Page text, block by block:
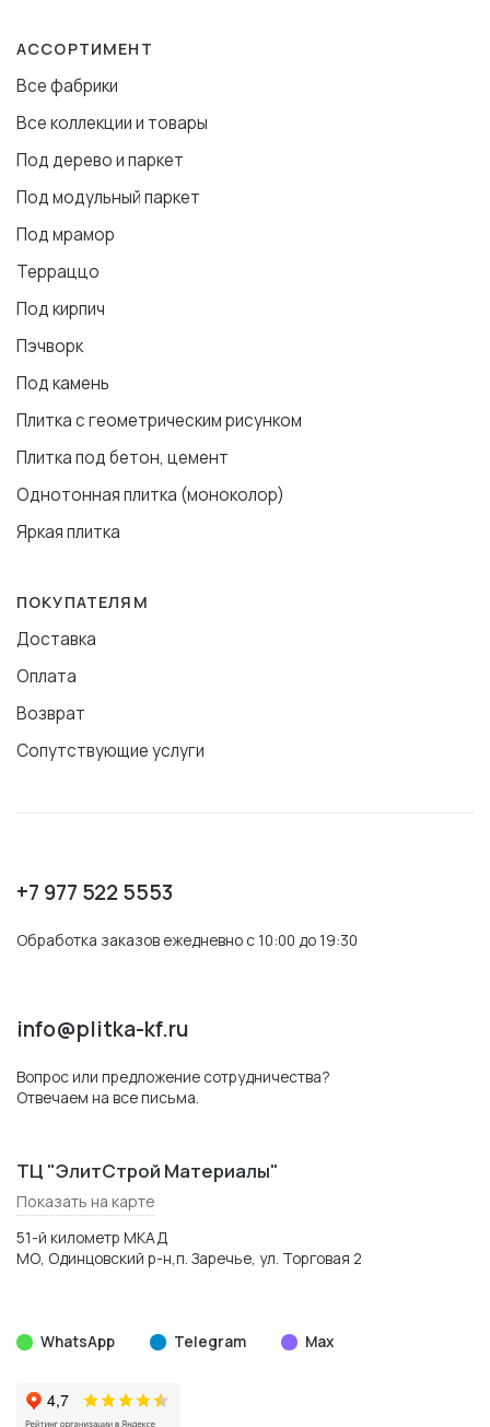
АССОРТИМЕНТ
Все фабрики
Все коллекции и товары
Под дерево и паркет
Под модульный паркет
Под мрамор
Терраццо
Под кирпич
Пэчворк
Под камень
Плитка с геометрическим рисунком
Плитка под бетон, цемент
Однотонная плитка (моноколор)
Яркая плитка
ПОКУПАТЕЛЯМ
Доставка
Оплата
Возврат
Сопутствующие услуги
+7 977 522 5553
Обработка заказов ежедневно с 10:00 до 19:30
info@plitka-kf.ru
Вопрос или предложение сотрудничества?
Отвечаем на все письма.
ТЦ "ЭлитСтрой Материалы"
Показать на карте
51-й километр МКАД
МО, Одинцовский р-н,п. Заречье, ул. Торговая 2
WhatsApp Telegram Max